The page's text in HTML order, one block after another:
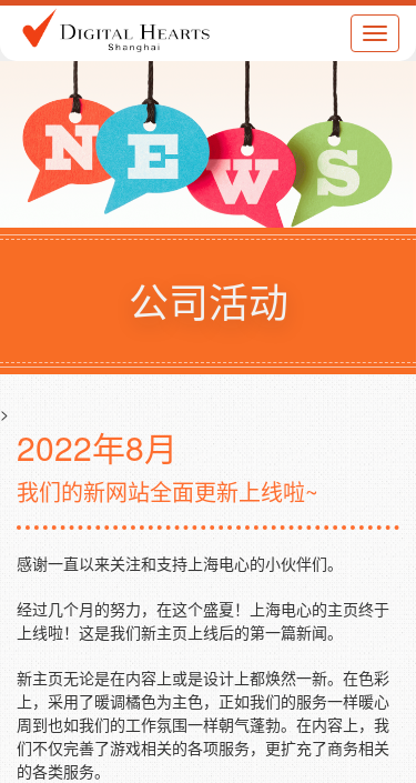
Toggle
公司活动
>
2022年8月
我们的新网站全面更新上线啦~
感谢一直以来关注和支持上海电心的小伙伴们。
经过几个月的努力，在这个盛夏！上海电心的主页终于
上线啦！这是我们新主页上线后的第一篇新闻。
新主页无论是在内容上或是设计上都焕然一新。在色彩
上，采用了暖调橘色为主色，正如我们的服务一样暖心
周到也如我们的工作氛围一样朝气蓬勃。在内容上，我
们不仅完善了游戏相关的各项服务，更扩充了商务相关
的各类服务。